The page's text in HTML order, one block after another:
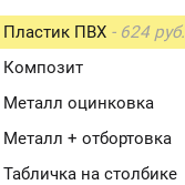
Пластик ПВХ - 624 руб.
Композит
Металл оцинковка
Металл + отбортовка
Табличка на столбике